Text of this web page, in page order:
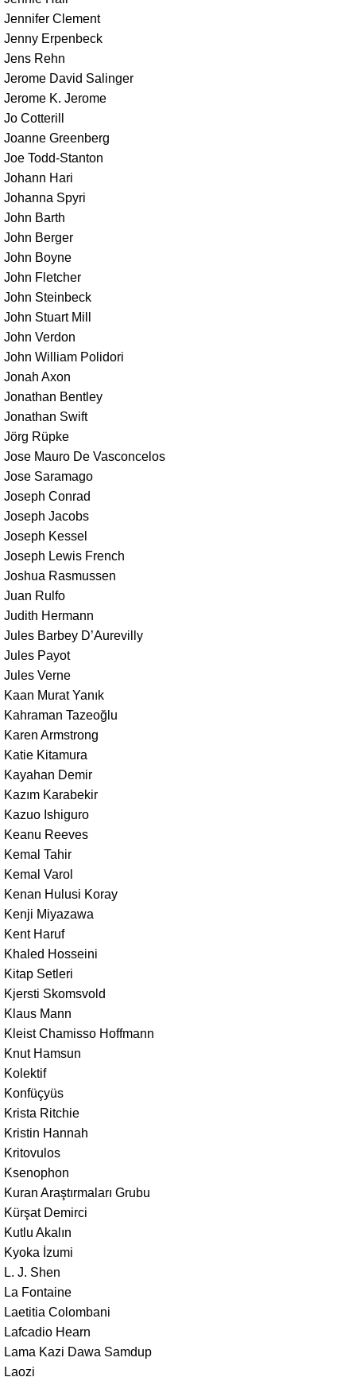
Jennifer Clement
Jenny Erpenbeck
Jens Rehn
Jerome David Salinger
Jerome K. Jerome
Jo Cotterill
Joanne Greenberg
Joe Todd-Stanton
Johann Hari
Johanna Spyri
John Barth
John Berger
John Boyne
John Fletcher
John Steinbeck
John Stuart Mill
John Verdon
John William Polidori
Jonah Axon
Jonathan Bentley
Jonathan Swift
Jörg Rüpke
Jose Mauro De Vasconcelos
Jose Saramago
Joseph Conrad
Joseph Jacobs
Joseph Kessel
Joseph Lewis French
Joshua Rasmussen
Juan Rulfo
Judith Hermann
Jules Barbey D’Aurevilly
Jules Payot
Jules Verne
Kaan Murat Yanık
Kahraman Tazeoğlu
Karen Armstrong
Katie Kitamura
Kayahan Demir
Kazım Karabekir
Kazuo Ishiguro
Keanu Reeves
Kemal Tahir
Kemal Varol
Kenan Hulusi Koray
Kenji Miyazawa
Kent Haruf
Khaled Hosseini
Kitap Setleri
Kjersti Skomsvold
Klaus Mann
Kleist Chamisso Hoffmann
Knut Hamsun
Kolektif
Konfüçyüs
Krista Ritchie
Kristin Hannah
Kritovulos
Ksenophon
Kuran Araştırmaları Grubu
Kürşat Demirci
Kutlu Akalın
Kyoka İzumi
L. J. Shen
La Fontaine
Laetitia Colombani
Lafcadio Hearn
Lama Kazi Dawa Samdup
Laozi